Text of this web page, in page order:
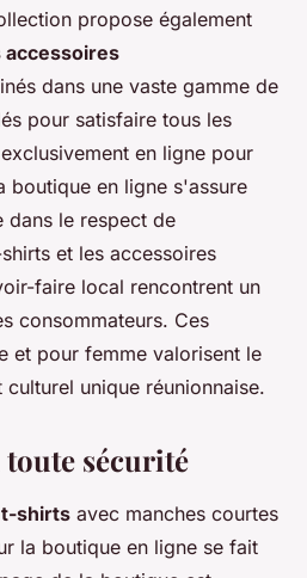
propose également
dans une vaste gamme de
pour satisfaire tous les
en ligne pour
boutique en ligne s'assure
dans le respect de
et les accessoires
faire local rencontrent un
consommateurs. Ces
et pour femme valorisent le
unique réunionnaise.
sécurité
t-shirts avec manches courtes
la boutique en ligne se fait